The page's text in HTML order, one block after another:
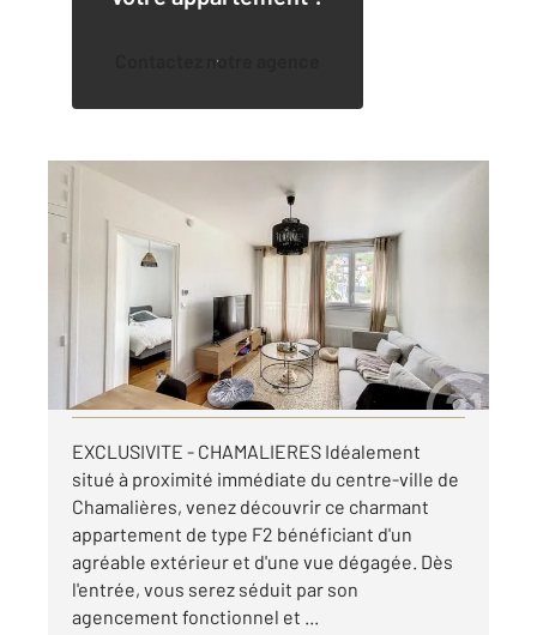
Contactez notre agence
43,12 m
, 2 pièces
Ref : 25306
Appartement F2 à louer
544 €
par mois charges comprises
Visiter le site dédié
EXCLUSIVITE - CHAMALIERES Idéalement
situé à proximité immédiate du centre-ville de
Chamalières, venez découvrir ce charmant
appartement de type F2 bénéficiant d'un
agréable extérieur et d'une vue dégagée. Dès
l'entrée, vous serez séduit par son
agencement fonctionnel et ...